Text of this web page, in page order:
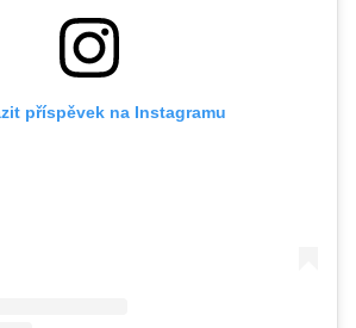
příspěvek na Instagramu